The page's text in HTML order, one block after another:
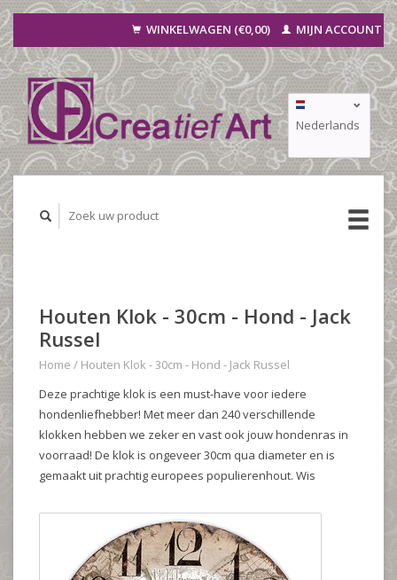
WINKELWAGEN (€0,00) MIJN ACCOUNT
Nederlands
Deutsch
Houten Klok - 30cm - Hond - Jack
Russel
Home / Houten Klok - 30cm - Hond - Jack Russel
Deze prachtige klok is een must-have voor iedere
hondenliefhebber! Met meer dan 240 verschillende
klokken hebben we zeker en vast ook jouw hondenras in
voorraad! De klok is ongeveer 30cm qua diameter en is
gemaakt uit prachtig europees populierenhout. Wis